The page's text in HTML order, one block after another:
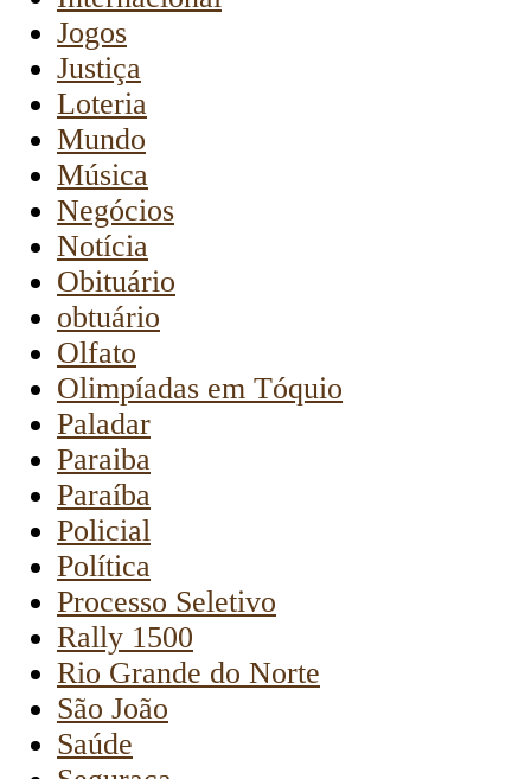
Jogos
Justiça
Loteria
Mundo
Música
Negócios
Notícia
Obituário
obtuário
Olfato
Olimpíadas em Tóquio
Paladar
Paraiba
Paraíba
Policial
Política
Processo Seletivo
Rally 1500
Rio Grande do Norte
São João
Saúde